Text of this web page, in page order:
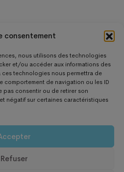
consentement
nous utilisons des technologies
et/ou accéder aux informations des
technologies nous permettra de
comportement de navigation ou les ID
pas consentir ou de retirer son
négatif sur certaines caractéristiques
Refuser